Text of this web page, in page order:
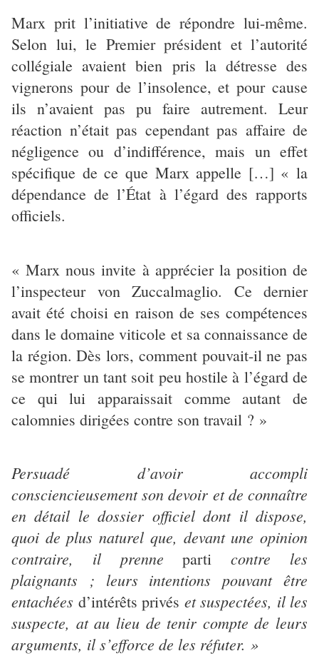
Marx prit l’initiative de répondre lui-même.
Selon lui, le Premier président et l’autorité
collégiale avaient bien pris la détresse des
vignerons pour de l’insolence, et pour cause
ils n’avaient pas pu faire autrement. Leur
réaction n’était pas cependant pas affaire de
négligence ou d’indifférence, mais un effet
spécifique de ce que Marx appelle […] « la
dépendance de l’État à l’égard des rapports
officiels.
« Marx nous invite à apprécier la position de
l’inspecteur von Zuccalmaglio. Ce dernier
avait été choisi en raison de ses compétences
dans le domaine viticole et sa connaissance de
la région. Dès lors, comment pouvait-il ne pas
se montrer un tant soit peu hostile à l’égard de
ce qui lui apparaissait comme autant de
calomnies dirigées contre son travail ? »
Persuadé d’avoir accompli
consciencieusement son devoir et de connaître
en détail le dossier officiel dont il dispose,
quoi de plus naturel que, devant une opinion
contraire, il prenneparti contre les
plaignants ; leurs intentions pouvant être
entachées d’intérêts privés et suspectées, il les
suspecte, at au lieu de tenir compte de leurs
arguments, il s’efforce de les réfuter. »